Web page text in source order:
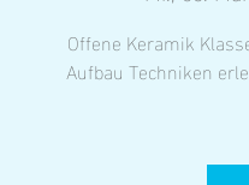
Offene Keramik
Aufbau Techniken